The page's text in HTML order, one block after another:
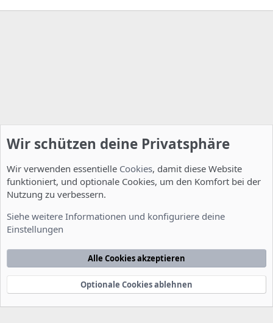
Nutzungsbedingungen Datenschutzerklärung
Startseite
e
Community platform by XenForo® © 2010-2022 XenForo Ltd.
xenDach©2010-2014
Wir schützen deine Privatsphäre
Wir verwenden essentielle Cookies, damit diese Website
funktioniert, und optionale Cookies, um den Komfort bei der
Nutzung zu verbessern.
Siehe weitere Informationen und konfiguriere deine
Einstellungen
Alle Cookies akzeptieren
Optionale Cookies ablehnen